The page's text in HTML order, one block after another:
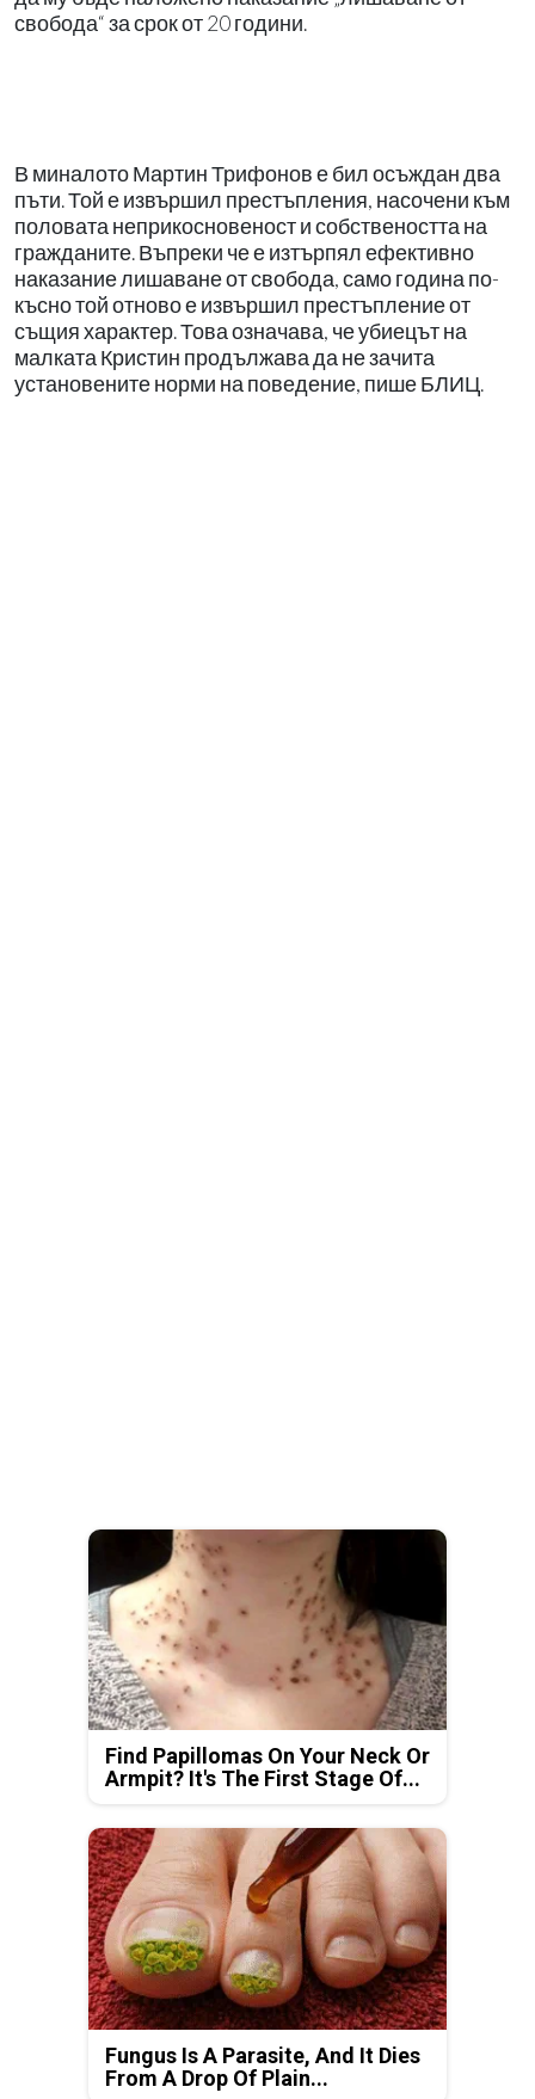
свобода“ за срок от 20 години.
В миналото Мартин Трифонов е бил осъждан два
пъти. Той е извършил престъпления, насочени към
половата неприкосновеност и собствеността на
гражданите. Въпреки че е изтърпял ефективно
наказание лишаване от свобода, само година по-
късно той отново е извършил престъпление от
същия характер. Това означава, че убиецът на
малката Кристин продължава да не зачита
установените норми на поведение, пише БЛИЦ.
Find Papillomas On Your Neck Or
Armpit? It's The First Stage Of...
Fungus Is A Parasite, And It Dies
From A Drop Of Plain...